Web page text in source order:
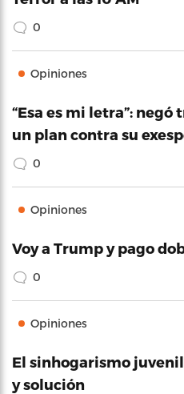
0
Opiniones
“Esa es mi letra”: negó
un plan contra su
0
Opiniones
Voy a Trump y pago
0
Opiniones
El sinhogarismo
y solución